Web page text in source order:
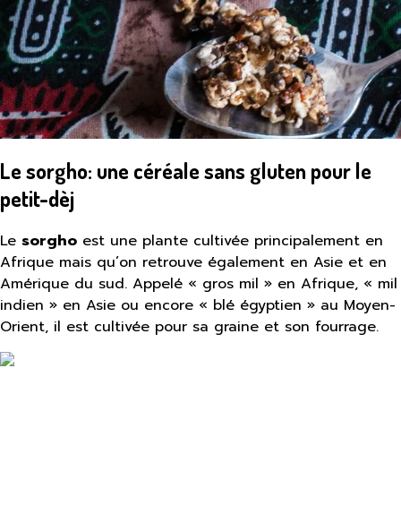
Le sorgho: une céréale sans gluten pour le
petit-dèj
Le sorgho est une plante cultivée principalement en
Afrique mais qu’on retrouve également en Asie et en
Amérique du sud. Appelé « gros mil » en Afrique, « mil
indien » en Asie ou encore « blé égyptien » au Moyen-
Orient, il est cultivée pour sa graine et son fourrage.